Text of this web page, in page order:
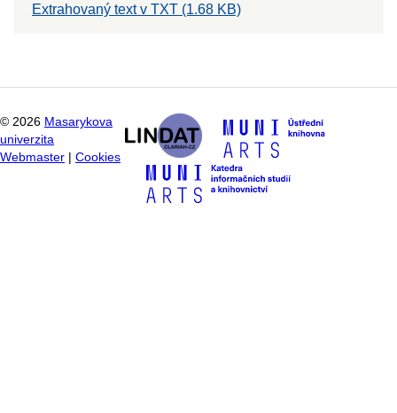
Extrahovaný text v TXT (1.68 KB)
© 2026 Masarykova
univerzita
Webmaster
Cookies